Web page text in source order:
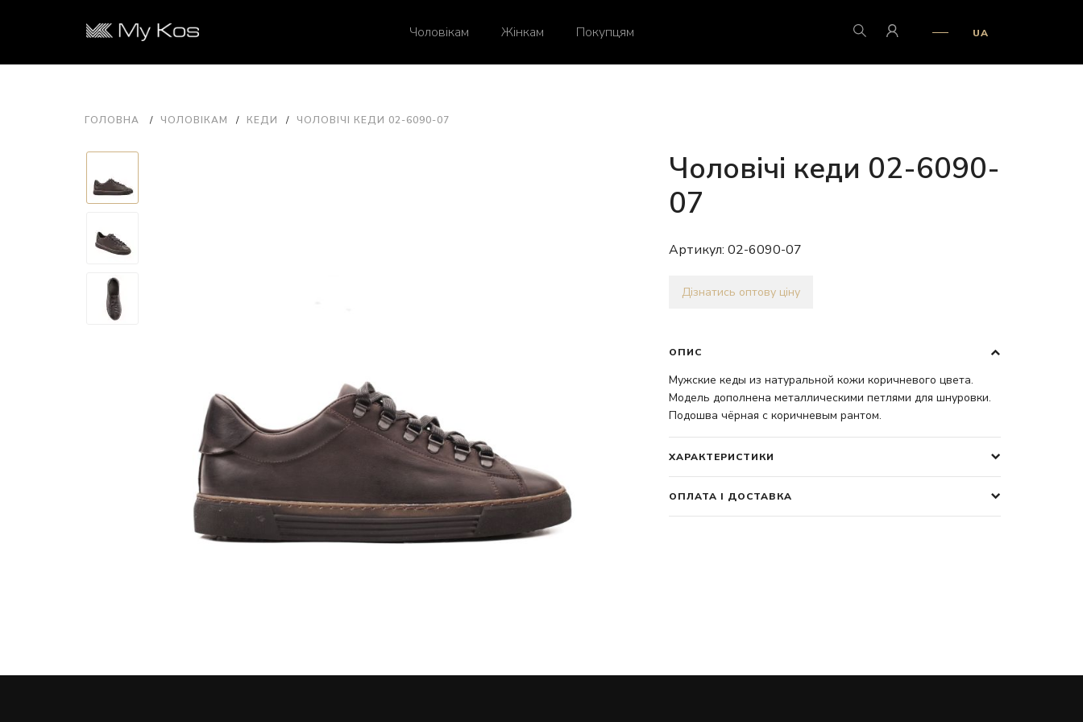
Чоловікам Жінкам Покупцям UA
ГОЛОВНА ЧОЛОВІКАМ КЕДИ ЧОЛОВІЧІ КЕДИ 02-6090-07
Чоловічі кеди 02-6090-
07
Артикул: 02-6090-07
Дізнатись оптову ціну
ОПИС
Мужские кеды из натуральной кожи коричневого цвета.
Модель дополнена металлическими петлями для шнуровки.
Подошва чёрная с коричневым рантом.
ХАРАКТЕРИСТИКИ
ОПЛАТА І ДОСТАВКА